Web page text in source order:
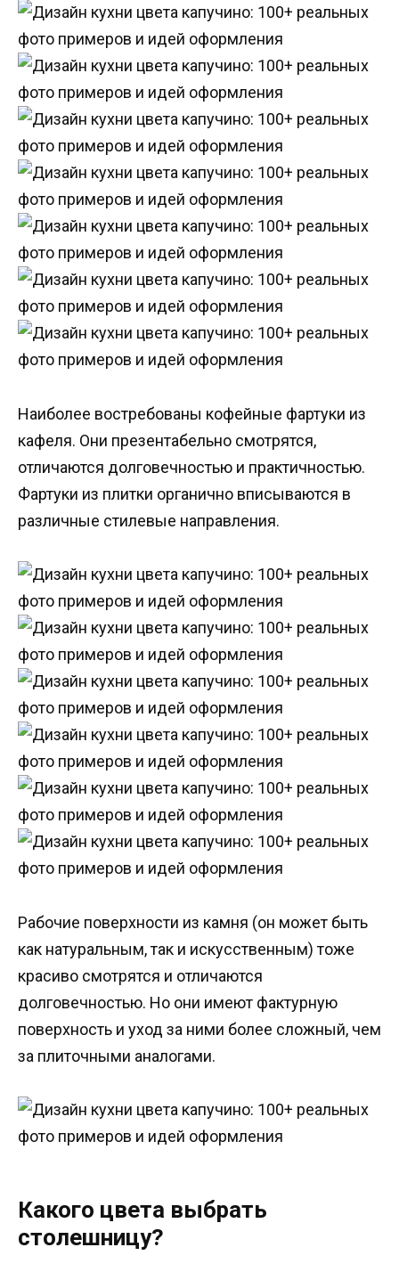
Наиболее востребованы кофейные фартуки из
кафеля. Они презентабельно смотрятся,
отличаются долговечностью и практичностью.
Фартуки из плитки органично вписываются в
различные стилевые направления.
Рабочие поверхности из камня (он может быть
как натуральным, так и искусственным) тоже
красиво смотрятся и отличаются
долговечностью. Но они имеют фактурную
поверхность и уход за ними более сложный, чем
за плиточными аналогами.
Какого цвета выбрать
столешницу?